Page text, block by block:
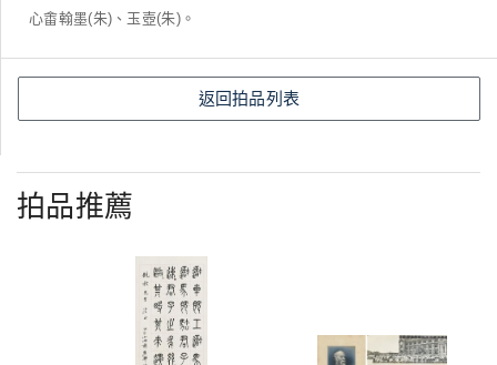
心畬翰墨(朱)、玉壺(朱)。
返回拍品列表
拍品推薦